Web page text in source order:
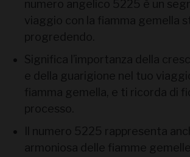
numero angelico 5225 è un
viaggio con la fiamma gemella
progredendo.
Significa l’importanza della
e della guarigione nel tuo
fiamma gemella, e ti ricorda di
processo.
Il numero 5225 rappresenta
armoniosa delle fiamme